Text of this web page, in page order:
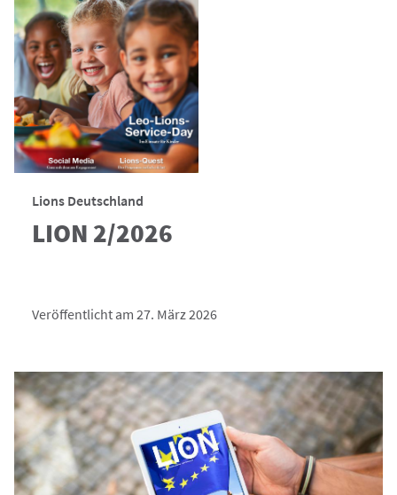
Lions Deutschland
LION 2/2026
Veröffentlicht am 27. März 2026